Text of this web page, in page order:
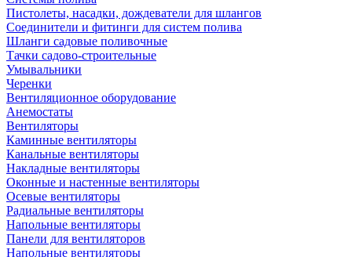
Пистолеты, насадки, дождеватели для шлангов
Соединители и фитинги для систем полива
Шланги садовые поливочные
Тачки садово-строительные
Умывальники
Черенки
Вентиляционное оборудование
Анемостаты
Вентиляторы
Каминные вентиляторы
Канальные вентиляторы
Накладные вентиляторы
Оконные и настенные вентиляторы
Осевые вентиляторы
Радиальные вентиляторы
Напольные вентиляторы
Панели для вентиляторов
Напольные вентиляторы